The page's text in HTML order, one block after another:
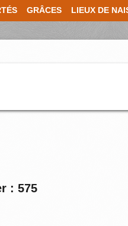
GRÂCES LIEUX DE
: 575